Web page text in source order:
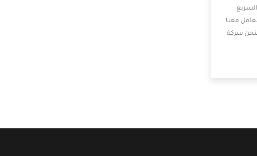
معنا
شركة
خدمة